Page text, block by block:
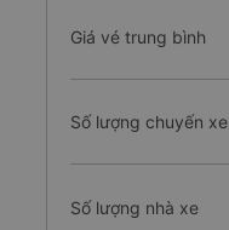
Giá vé trung bình
Số lượng chuyến xe
Số lượng nhà xe